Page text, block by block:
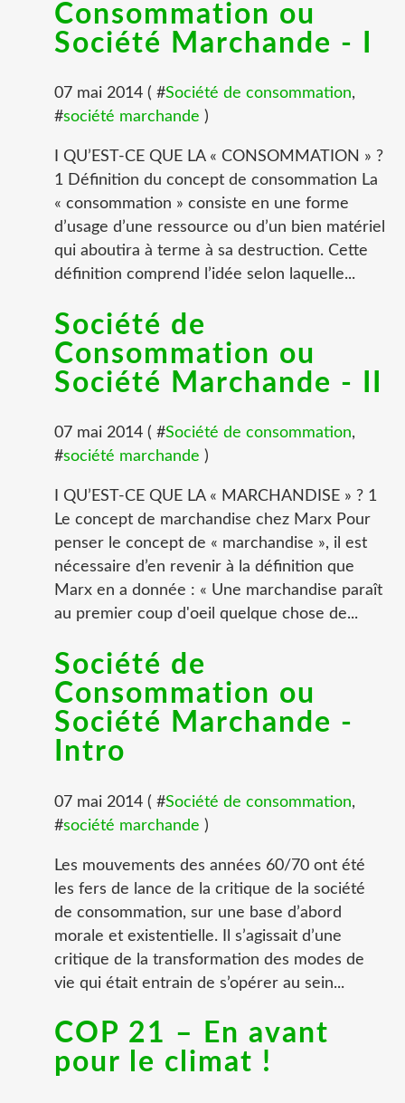
Consommation ou
Société Marchande - I
07 mai 2014 ( #Société de consommation,
#société marchande )
I QU’EST-CE QUE LA « CONSOMMATION » ?
1 Définition du concept de consommation La
« consommation » consiste en une forme
d’usage d’une ressource ou d’un bien matériel
qui aboutira à terme à sa destruction. Cette
définition comprend l’idée selon laquelle...
Société de
Consommation ou
Société Marchande - II
07 mai 2014 ( #Société de consommation,
#société marchande )
I QU’EST-CE QUE LA « MARCHANDISE » ? 1
Le concept de marchandise chez Marx Pour
penser le concept de « marchandise », il est
nécessaire d’en revenir à la définition que
Marx en a donnée : « Une marchandise paraît
au premier coup d'oeil quelque chose de...
Société de
Consommation ou
Société Marchande -
Intro
07 mai 2014 ( #Société de consommation,
#société marchande )
Les mouvements des années 60/70 ont été
les fers de lance de la critique de la société
de consommation, sur une base d’abord
morale et existentielle. Il s’agissait d’une
critique de la transformation des modes de
vie qui était entrain de s’opérer au sein...
COP 21 – En avant
pour le climat !